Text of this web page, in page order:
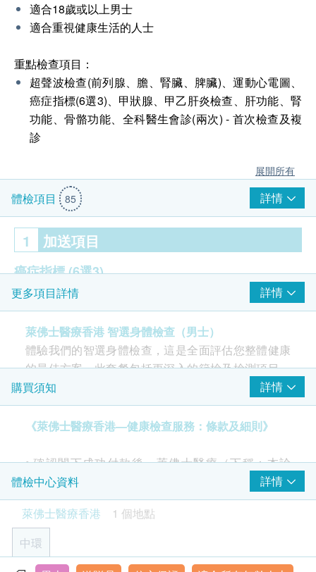
適合18歲或以上男士
適合重視健康生活的人士
重點檢查項目：
超聲波檢查(前列腺、膽、腎臟、脾臟)、運動心電圖、
癌症指標(6選3)、甲狀腺、甲乙肝炎檢查、肝功能、腎
功能、骨骼功能、全科醫生會診(兩次) - 首次檢查及複
診
展開所有
體檢項目 85 詳情
1 加送項目
癌症指標(6選3)
甲種胚胎蛋白 (肝)
EBV (鼻咽癌)
癌抗原19-9 (胰臟)
癌抗原72-4 (胃及腸)
癌抗原 PSA (前列腺)
重點項目
醫生諮詢 重點項目
全科醫生會診(兩次) - 首次檢查及複診
超聲波檢查 重點項目
前列腺超聲波- 只限男士
膽腎脾超聲波 - 只限男性
更多項目詳情 詳情
萊佛士醫療香港 智選身體檢查（男士）
體驗我們的智選身體檢查，這是全面評估您整體健康
的最佳方案。此套餐包括更深入的篩檢及檢測項目，
例如：肺功能測試、醫學影像診斷、甲狀腺功能、痛
風檢查、骨質檢測等。你將獲知綜合且詳細的健康報
告和個性化專業意見，以制訂前瞻性的健康計劃。尤
患。
購買須知 詳情
《萊佛士醫療香港—健康檢查服務：條款及細則》
• 確認閣下成功付款後，萊佛士醫療（下稱：本診
所）將於3個工作天內，致電閣下確認體檢日子及時
間。
• 閣下須於預約當天向本診所職員出示身份證及訂購
確認信或電郵。
• 閣下須於確認付款日期起計6 個月內進行及完成首次
體檢中心資料
詳情
萊佛士醫療香港
1 個地點
中環